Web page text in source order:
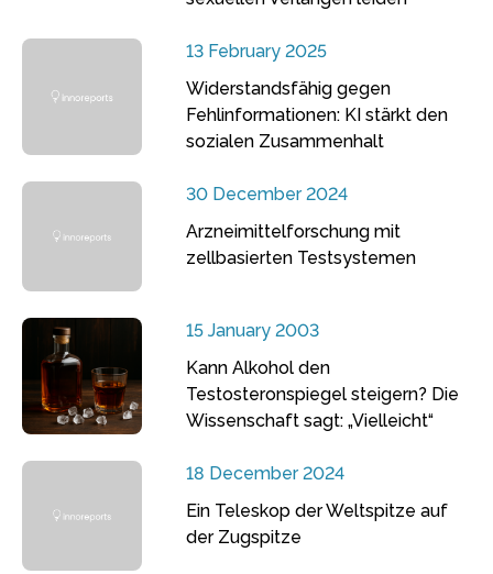
13 February 2025
Widerstandsfähig gegen
Fehlinformationen: KI stärkt den
sozialen Zusammenhalt
30 December 2024
Arzneimittelforschung mit
zellbasierten Testsystemen
15 January 2003
Kann Alkohol den
Testosteronspiegel steigern? Die
Wissenschaft sagt: „Vielleicht“
18 December 2024
Ein Teleskop der Weltspitze auf
der Zugspitze